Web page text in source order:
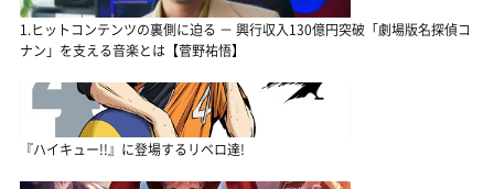
1.ヒットコンテンツの裏側に迫る － 興行収入130億円突破「劇場版名探偵コ
ナン」を支える音楽とは【菅野祐悟】
『ハイキュー!!』に登場するリベロ達!